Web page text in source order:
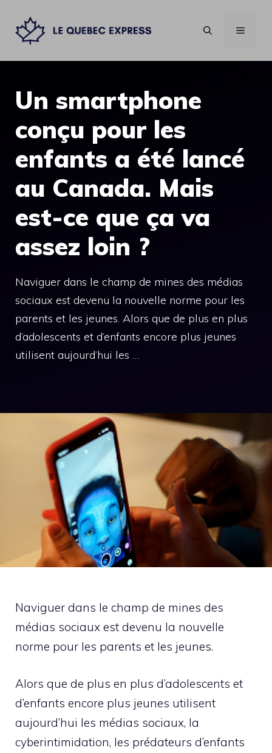
contenu
MENU
Un smartphone
conçu pour les
enfants a été lancé
au Canada. Mais
est-ce que ça va
assez loin ?
Naviguer dans le champ de mines des médias
sociaux est devenu la nouvelle norme pour les
parents et les jeunes. Alors que de plus en plus
d’adolescents et d’enfants encore plus jeunes
utilisent aujourd’hui les …
Naviguer dans le champ de mines des
médias sociaux est devenu la nouvelle
norme pour les parents et les jeunes.
Alors que de plus en plus d’adolescents et
d’enfants encore plus jeunes utilisent
aujourd’hui les médias sociaux, la
cyberintimidation, les prédateurs d’enfants